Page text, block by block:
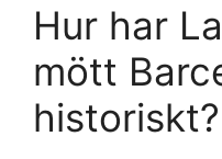
Hur har
mött
historiskt?